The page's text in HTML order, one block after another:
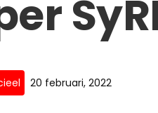
20 februari, 2022